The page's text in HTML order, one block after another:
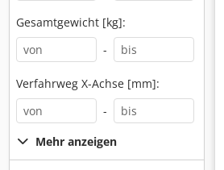
Gesamtgewicht [kg]:
-
Verfahrweg X-Achse [mm]:
-
Mehr anzeigen